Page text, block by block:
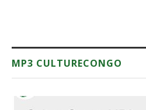
MP3 CULTURECONGO